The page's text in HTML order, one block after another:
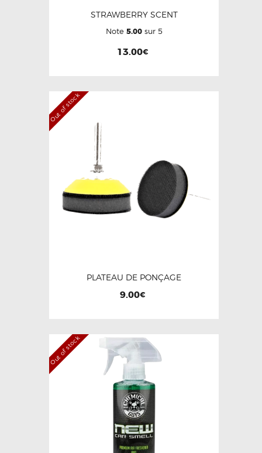
STRAWBERRY SCENT
Note 5.00sur 5
13.00€
Out of stock
PLATEAU DE PONÇAGE
9.00€
Out of stock